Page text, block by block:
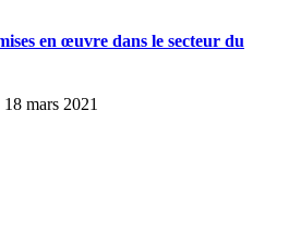
en œuvre dans le secteur du
mars 2021